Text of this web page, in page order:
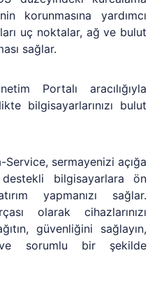
korunmasına yardımcı
uç noktalar, ağ ve bulut
sağlar.
Portalı aracılığıyla
bilgisayarlarınızı bulut
Service, sermayenizi açığa
bilgisayarlara ön
yapmanızı sağlar.
olarak cihazlarınızı
güvenliğini sağlayın,
sorumlu bir şekilde